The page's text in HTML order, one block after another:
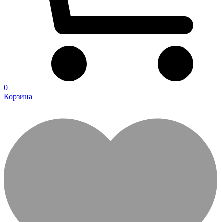
0
Корзина